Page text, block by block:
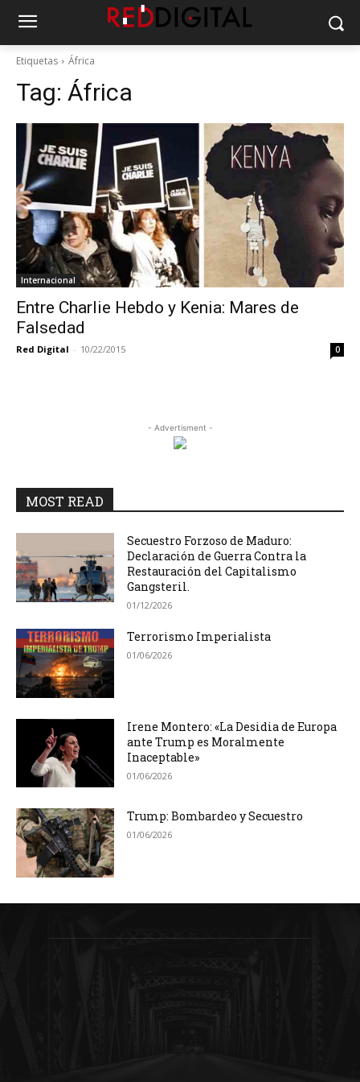
Etiquetas África
Tag: África
Internacional
Entre Charlie Hebdo y Kenia: Mares de
Falsedad
Red Digital - 10/22/2015 0
- Advertisment -
MOST READ
Secuestro Forzoso de Maduro:
Declaración de Guerra Contra la
Restauración del Capitalismo
Gangsteril.
01/12/2026
Terrorismo Imperialista
01/06/2026
Irene Montero: «La Desidia de Europa
ante Trump es Moralmente
Inaceptable»
01/06/2026
Trump: Bombardeo y Secuestro
01/06/2026